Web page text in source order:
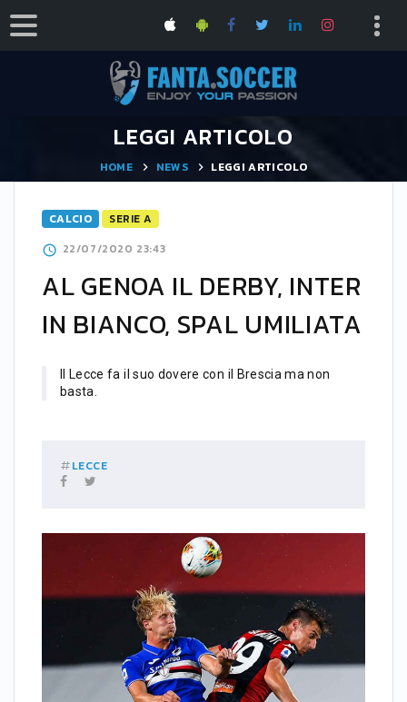
LEGGI ARTICOLO
HOME NEWS LEGGI ARTICOLO
CALCIO
SERIE A
22/07/2020 23:43
AL GENOA IL DERBY, INTER
IN BIANCO, SPAL UMILIATA
Il Lecce fa il suo dovere con il Brescia ma non
basta.
LECCE